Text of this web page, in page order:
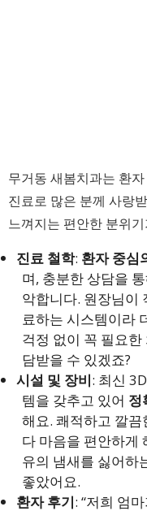
무거동 새봄치과는 환
진료로 많은 분께 사랑
느껴지는 편안한 분위
진료 철학: 환자 중심
며, 충분한 상담을
악합니다. 원장님이
료하는 시스템이라
걱정 없이 꼭 필요
담받을 수 있겠죠?
시설 및 장비: 최신
템을 갖추고 있어 정
해요. 쾌적하고 깔
다 마음을 편안하게
유의 냄새를 싫어하
좋았어요.
환자 후기: “저희 엄